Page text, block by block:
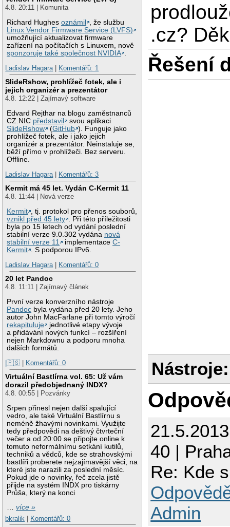
4.8. 20:11 | Komunita
Richard Hughesoznámil
, že službu
Linux Vendor Firmware Service (LVFS)
umožňující aktualizovat firmware
zařízení na počítačích s Linuxem, nově
sponzoruje také společnost NVIDIA
Ladislav Hagara| Komentářů: 1
SlideRshow, prohlížeč fotek, ale i
jejich organizér a prezentátor
4.8. 12:22 | Zajímavý software
Edvard Rejthar na blogu zaměstnanců
CZ.NIC představil
svou aplikaci
SlideRshow
(GitHub ). Funguje jako
prohlížeč fotek, ale i jako jejich
organizér a prezentátor. Neinstaluje se,
běží přímo v prohlížeči. Bez serveru.
Offline.
Ladislav Hagara| Komentářů: 3
Kermit má 45 let. Vydán C-Kermit 11
4.8. 11:44 | Nová verze
Kermit
, tj. protokol pro přenos souborů,
vznikl před 45 lety
. Při této příležitosti
byla po 15 letech od vydání poslední
stabilní verze 9.0.302 vydána nová
stabilní verze 11
implementaceC-
Kermit
. S podporou IPv6.
Ladislav Hagara| Komentářů: 0
20 let Pandoc
4.8. 11:11 | Zajímavý článek
První verze konverzního nástroje
Pandoc byla vydána před 20 lety. Jeho
autor John MacFarlane při tomto výročí
rekapituluje
jednotlivé etapy vývoje
a přidávání nových funkcí – rozšíření
nejen Markdownu a podporu mnoha
dalších formátů.
|🇵🇸
Komentářů: 0
Virtuální Bastlírna vol. 65: Už vám
dorazil předobjednaný INDX?
4.8. 00:55 | Pozvánky
Srpen přinesl nejen další spalující
vedro, ale také Virtuální Bastlírnu s
neméně žhavými novinkami. Využijte
tedy předpovědi na deštivý čtvrteční
večer a od 20:00 se připojte online k
tomuto neformálnímu setkání kutilů,
techniků a vědců, kde se strahovskými
bastlíři proberete nejzajímavější věci, na
které jste narazili za poslední měsíc.
Pokud jde o novinky, řeč zcela jistě
přijde na systém INDX pro tiskárny
Průša, který na konci
…více »
bkralik | Komentářů: 0
.cz?
Řešení
Nástroje:
40 |
Re: Kde
Admin